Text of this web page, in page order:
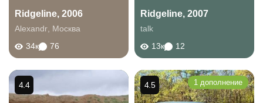
Ridgeline, 2006
Alexandr Москва
34к
76
Ridgeline, 2007
talk
13к
12
4.4 4.5 1 дополнение